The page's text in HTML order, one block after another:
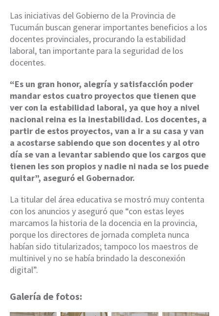
Las iniciativas del Gobierno de la Provincia de
Tucumán buscan generar importantes beneficios a los
docentes provinciales, procurando la estabilidad
laboral, tan importante para la seguridad de los
docentes.
“Es un gran honor, alegría y satisfacción poder
mandar estos cuatro proyectos que tienen que
ver con la estabilidad laboral, ya que hoy a nivel
nacional reina es la inestabilidad. Los docentes, a
partir de estos proyectos, van a ir a su casa y van
a acostarse sabiendo que son docentes y al otro
día se van a levantar sabiendo que los cargos que
tienen les son propios y nadie ni nada se los puede
quitar”, aseguró el Gobernador.
La titular del área educativa se mostró muy contenta
con los anuncios y aseguró que “con estas leyes
marcamos la historia de la docencia en la provincia,
porque los directores de jornada completa nunca
habían sido titularizados; tampoco los maestros de
multinivel y no se había brindado la desconexión
digital”.
Galería de fotos: